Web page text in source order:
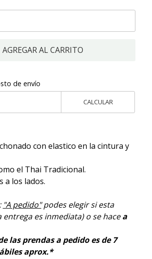
AGREGAR AL CARRITO
de envío
CALCULAR
con elastico en la cintura y
el Thai Tradicional.
a los lados.
"A pedido"podes elegir si esta
entrega es inmediata) o se hacea
las prendas a pedido es de 7
aprox.*